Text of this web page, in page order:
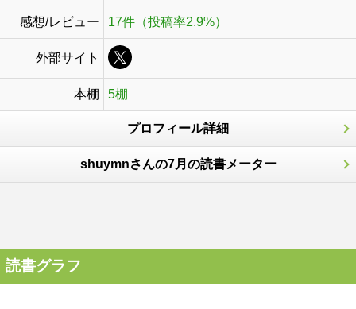
感想/レビュー 17件（投稿率2.9%）
外部サイト
本棚 5棚
プロフィール詳細
shuymnさんの7月の読書メーター
読書グラフ